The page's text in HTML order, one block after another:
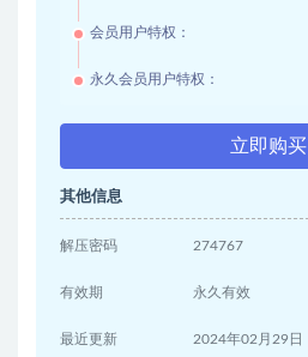
会员用户特权：
永久会员用户特权：
立即购买
其他信息
解压密码 274767
有效期 永久有效
最近更新 2024年02月29日